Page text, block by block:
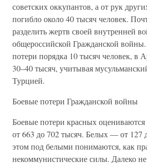
советских оккупантов, а от рук
погибло около 40 тысяч человек.
разделить жертв своей внутренней
общероссийской Гражданской
потери порядка 10 тысяч человек,
30–40 тысяч, учитывая
Турцией.
Боевые потери Гражданской войны
Боевые потери красных
от 663 до 702 тысяч. Белых — от 127
этом под белыми понимаются, как
некоммунистические силы. Далеко